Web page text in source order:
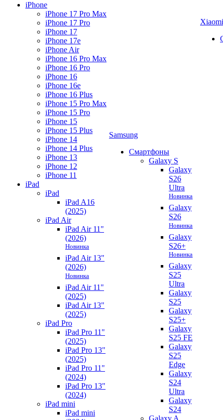
iPhone
iPhone 17 Pro Max
iPhone 17 Pro
iPhone 17
iPhone 17e
iPhone Air
iPhone 16 Pro Max
iPhone 16 Pro
iPhone 16
iPhone 16e
iPhone 16 Plus
iPhone 15 Pro Max
iPhone 15 Pro
iPhone 15
iPhone 15 Plus
iPhone 14
iPhone 14 Plus
iPhone 13
iPhone 12
iPhone 11
iPad
iPad
iPad A16
(2025)
iPad Air
iPad Air 11"
(2026)
Новинка
iPad Air 13"
(2026)
Новинка
iPad Air 11"
(2025)
iPad Air 13"
(2025)
iPad Pro
iPad Pro 11"
(2025)
iPad Pro 13"
(2025)
iPad Pro 11"
(2024)
iPad Pro 13"
(2024)
iPad mini
iPad mini
Samsung
Смартфоны
Galaxy S
Galaxy
S26
Ultra
Новинка
Galaxy
S26
Новинка
Galaxy
S26+
Новинка
Galaxy
S25
Ultra
Galaxy
S25
Galaxy
S25+
Galaxy
S25 FE
Galaxy
S25
Edge
Galaxy
S24
Ultra
Galaxy
S24
Galaxy A
Xiaomi